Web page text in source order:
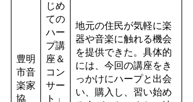
豊明
市音
楽家
協
じめ
ての
ハー
プ講
座＆
コン
サー
ト」
地元の住民が気軽に楽
器や音楽に触れる機会
を提供できた。具体的
には、今回の講座をき
っかけにハープと出会
い、購入し、習い始め